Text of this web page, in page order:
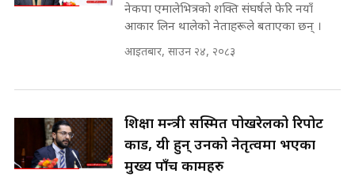
on the Same Page ||
SIDHAKURA ||
भनिन्–साथ दिनुहोस्, दबाब होइन ||
घुसको डिल गर्ने मन्त्रीकाे राजिनामा,
भूमिसुधार मन्त्रीलाई जोगाइदै ! ||
७८ लाख घुस खाने मन्त्री ! जोगाउने
प्रधानमन्त्री ? || SIDHAKURA ||
SIDHAKURA INVESTIGATION
||
नेकपा एमालेभित्रको शक्ति संघर्षले फेरि नयाँ
आकार लिन थालेको नेताहरूले बताएका छन् ।
आइतबार, साउन २४, २०८३
शिक्षा मन्त्री सस्मित पोखरेलको रिपोर्ट
कार्ड, यी हुन् उनको नेतृत्वमा भएका
मुख्य पाँच कामहरु